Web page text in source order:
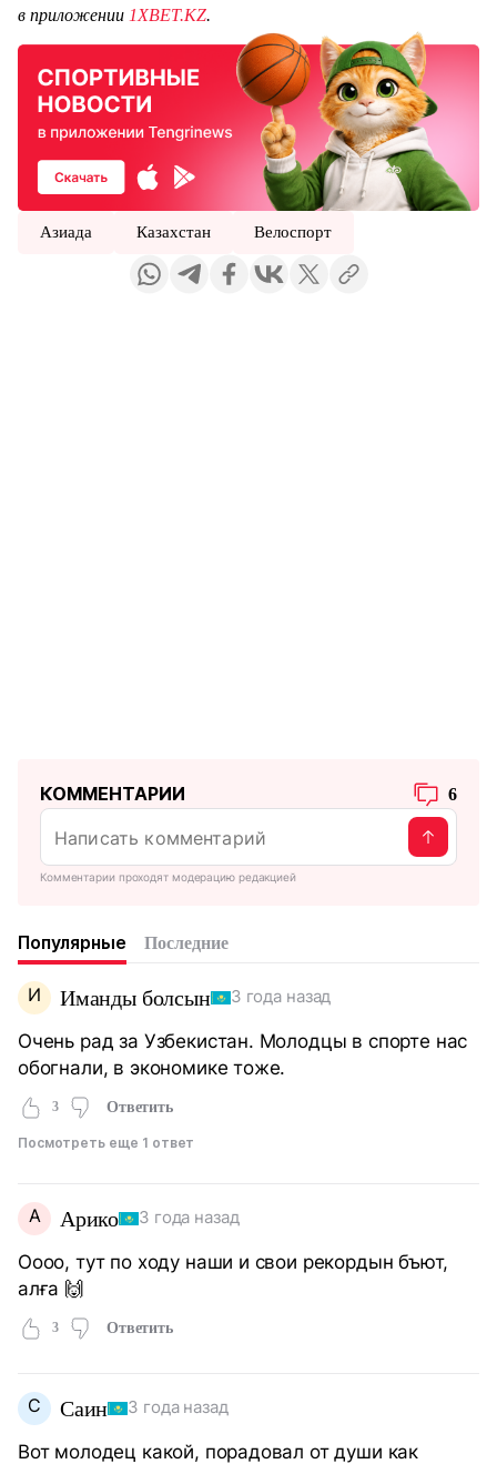
в приложении 1XBET.KZ.
Азиада Казахстан Велоспорт
КОММЕНТАРИИ 6
Комментарии проходят модерацию редакцией
Популярные Последние
И Иманды болсын 3 года назад
Очень рад за Узбекистан. Молодцы в спорте нас
обогнали, в экономике тоже.
3 Ответить
Посмотреть еще 1 ответ
А Арико 3 года назад
Оооо, тут по ходу наши и свои рекордын бъют,
алға 🙌
3 Ответить
С Саин 3 года назад
Вот молодец какой, порадовал от души как